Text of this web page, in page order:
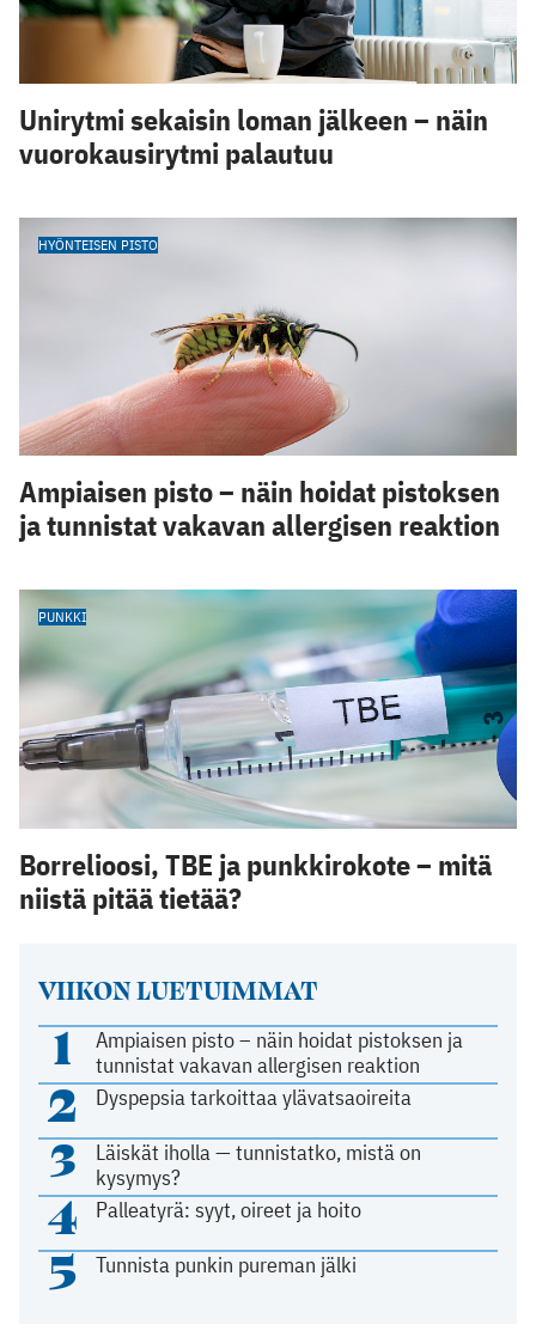
VIIKON LUETUIMMAT
1
Ampiaisen pisto – näin hoidat pistoksen ja
tunnistat vakavan allergisen reaktion
2 Dyspepsia tarkoittaa ylävatsaoireita
3
Läiskät iholla — tunnistatko, mistä on
kysymys?
4 Palleatyrä: syyt, oireet ja hoito
5 Tunnista punkin pureman jälki
Unirytmi sekaisin loman jälkeen – näin
vuorokausirytmi palautuu
HYÖNTEISEN PISTO
Ampiaisen pisto – näin hoidat pistoksen
ja tunnistat vakavan allergisen reaktion
PUNKKI
Borrelioosi, TBE ja punkkirokote – mitä
niistä pitää tietää?